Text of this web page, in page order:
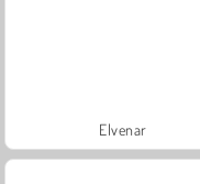
Elvenar